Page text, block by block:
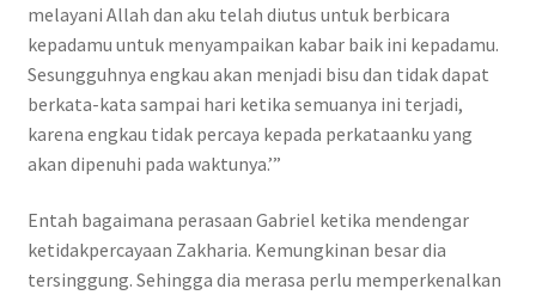
melayani Allah dan aku telah diutus untuk berbicara
kepadamu untuk menyampaikan kabar baik ini kepadamu.
Sesungguhnya engkau akan menjadi bisu dan tidak dapat
berkata-kata sampai hari ketika semuanya ini terjadi,
karena engkau tidak percaya kepada perkataanku yang
akan dipenuhi pada waktunya.’”
Entah bagaimana perasaan Gabriel ketika mendengar
ketidakpercayaan Zakharia. Kemungkinan besar dia
tersinggung. Sehingga dia merasa perlu memperkenalkan